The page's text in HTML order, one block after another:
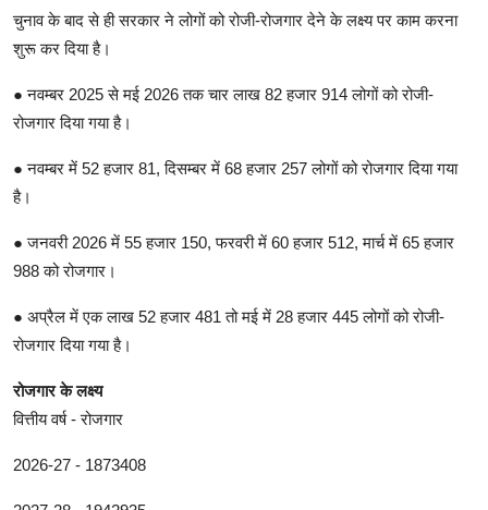
चुनाव के बाद से ही सरकार ने लोगों को रोजी-रोजगार देने के लक्ष्य पर काम करना
शुरू कर दिया है।
● नवम्बर 2025 से मई 2026 तक चार लाख 82 हजार 914 लोगों को रोजी-
रोजगार दिया गया है।
● नवम्बर में 52 हजार 81, दिसम्बर में 68 हजार 257 लोगों को रोजगार दिया गया
है।
● जनवरी 2026 में 55 हजार 150, फरवरी में 60 हजार 512, मार्च में 65 हजार
988 को रोजगार।
● अप्रैल में एक लाख 52 हजार 481 तो मई में 28 हजार 445 लोगों को रोजी-
रोजगार दिया गया है।
रोजगार के लक्ष्य
वित्तीय वर्ष - रोजगार
2026-27 - 1873408